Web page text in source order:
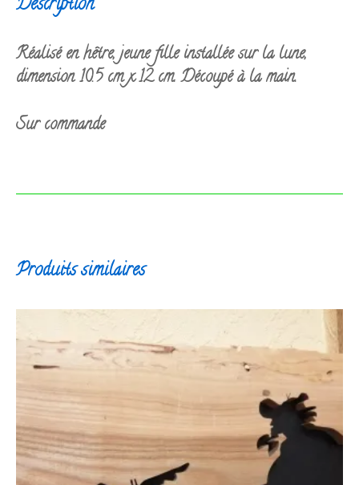
Description
Réalisé en hêtre, jeune fille installée sur la lune,
dimension 10.5 cm x 12 cm. Découpé à la main.
Sur commande
Produits similaires